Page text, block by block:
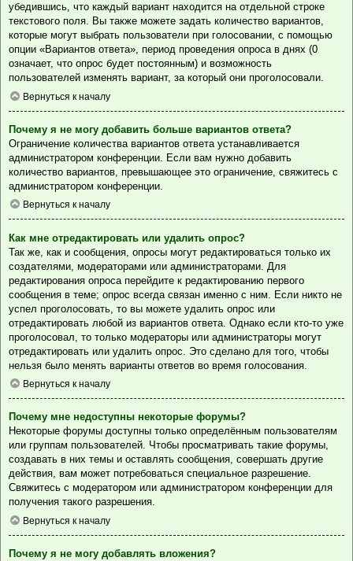
убедившись, что каждый вариант находится на отдельной строке
текстового поля. Вы также можете задать количество вариантов,
которые могут выбрать пользователи при голосовании, с помощью
опции «Вариантов ответа», период проведения опроса в днях (0
означает, что опрос будет постоянным) и возможность
пользователей изменять вариант, за который они проголосовали.
Вернуться к началу
Почему я не могу добавить больше вариантов ответа?
Ограничение количества вариантов ответа устанавливается
администратором конференции. Если вам нужно добавить
количество вариантов, превышающее это ограничение, свяжитесь с
администратором конференции.
Вернуться к началу
Как мне отредактировать или удалить опрос?
Так же, как и сообщения, опросы могут редактироваться только их
создателями, модераторами или администраторами. Для
редактирования опроса перейдите к редактированию первого
сообщения в теме; опрос всегда связан именно с ним. Если никто не
успел проголосовать, то вы можете удалить опрос или
отредактировать любой из вариантов ответа. Однако если кто-то уже
проголосовал, то только модераторы или администраторы могут
отредактировать или удалить опрос. Это сделано для того, чтобы
нельзя было менять варианты ответов во время голосования.
Вернуться к началу
Почему мне недоступны некоторые форумы?
Некоторые форумы доступны только определённым пользователям
или группам пользователей. Чтобы просматривать такие форумы,
создавать в них темы и оставлять сообщения, совершать другие
действия, вам может потребоваться специальное разрешение.
Свяжитесь с модератором или администратором конференции для
получения такого разрешения.
Вернуться к началу
Почему я не могу добавлять вложения?